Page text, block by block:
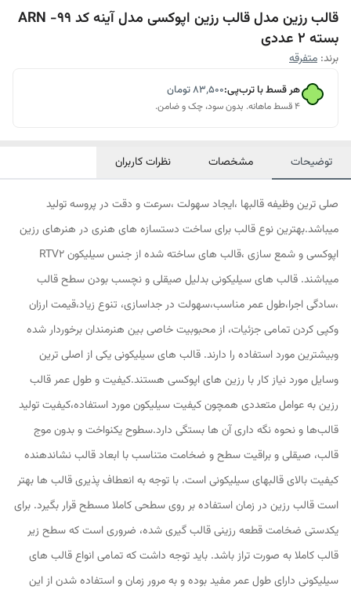
قالب رزین مدل قالب رزین اپوکسی مدل آینه کد ARN -99
بسته 2 عددی
برند: متفرقه
هر قسط با ترب‌پی:۸۳٬۵۰۰تومان
۴ قسط ماهانه. بدون سود، چک و ضامن.
توضیحات مشخصات نظرات کاربران
صلی ترین وظیفه قالبها ،ایجاد سهولت ،سرعت و دقت در پروسه تولید
میباشد.بهترین نوع قالب برای ساخت دستسازه های هنری در هنرهای رزین
اپوکسی و شمع سازی ،قالب های ساخته شده از جنس سیلیکون RTV2
میباشند. قالب های سیلیکونی بدلیل صیقلی و نچسب بودن سطح قالب
،سادگی اجرا،طول عمر مناسب،سهولت در جداسازی، تنوع زیاد،قیمت ارزان
وکپی کردن تمامی جزئیات، از محبوبیت خاصی بین هنرمندان برخوردار شده
وبیشترین مورد استفاده را دارند. قالب‌ های سیلیکونی یکی از اصلی ترین
وسایل مورد نیاز کار با رزین‌ های اپوکسی هستند.کیفیت و طول عمر قالب
رزین به عوامل متعددی همچون کیفیت سیلیکون مورد استفاده،کیفیت تولید
قالب‌ها و نحوه نگه داری آن ها بستگی دارد.سطوح یکنواخت و بدون موج
قالب، صیقلی و براقیت سطح و ضخامت متناسب با ابعاد قالب نشاندهنده
کیفیت بالای قالبهای سیلیکونی است. با توجه به انعطاف پذیری قالب ها بهتر
است قالب رزین در زمان استفاده بر روی سطحی کاملا مسطح قرار بگیرد. برای
یکدستی ضخامت قطعه رزینی قالب گیری شده، ضروری است که سطح زیر
قالب کاملا به صورت تراز باشد. باید توجه داشت که تمامی انواع قالب های
سیلیکونی دارای طول عمر مفید بوده و به مرور زمان و استفاده شدن از این